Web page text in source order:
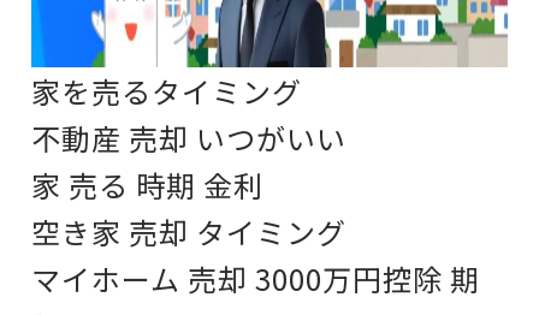
家を売るタイミング
不動産 売却 いつがいい
家 売る 時期 金利
空き家 売却 タイミング
マイホーム 売却 3000万円控除 期